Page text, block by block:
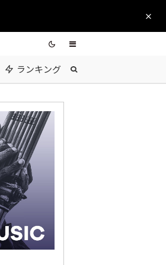
ランキング